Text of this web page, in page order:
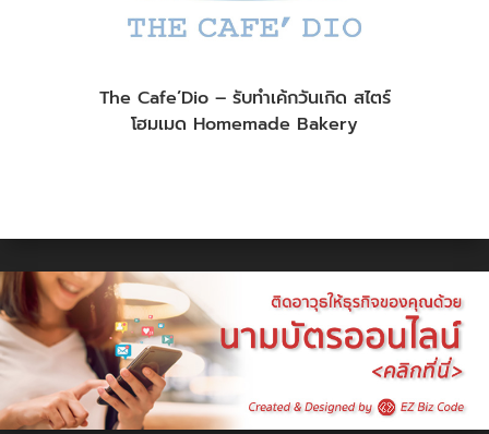
The Cafe’Dio – รับทำเค้กวันเกิด สไตร์
โฮมเมด Homemade Bakery